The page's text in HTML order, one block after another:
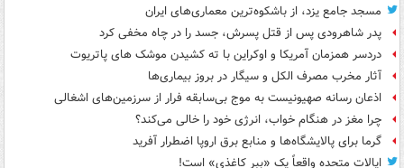
مسجد جامع یزد، از باشکوه‌ترین معماری‌های ایران
پدر شاهرودی پس از قتل پسرش، جسد را در چاه مخفی کرد
دردسر همزمان آمریکا و اوکراین با ته کشیدن موشک های پاتریوت
آثار مخرب مصرف الکل و سیگار در بروز بیماری‌ها
اذعان رسانه صهیونیست به موج بی‌سابقه فرار از سرزمین‌های اشغالی
چرا مغز در هنگام خواب، انرژی خود را خالی می‌کند؟
گرما برای پالایشگاه‌ها و منابع برق اروپا اضطرار آفرید
ایالات متحده واقعاً یک «ببر کاغذی» است!